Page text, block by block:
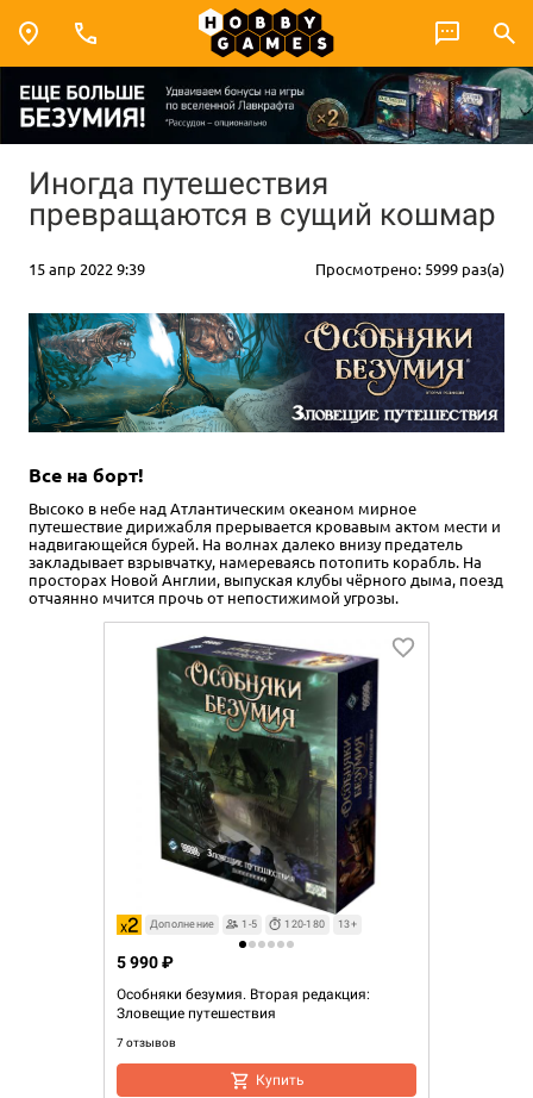
Иногда путешествия
превращаются в сущий кошмар
15 апр 2022 9:39 Просмотрено: 5999 раз(а)
Все на борт!
Высоко в небе над Атлантическим океаном мирное
путешествие дирижабля прерывается кровавым актом мести и
надвигающейся бурей. На волнах далеко внизу предатель
закладывает взрывчатку, намереваясь потопить корабль. На
просторах Новой Англии, выпуская клубы чёрного дыма, поезд
отчаянно мчится прочь от непостижимой угрозы.
Дополнение 1-5 120-180 13+
Особняки безумия. Вторая редакция:
Зловещие путешествия
7 отзывов
5 990 ₽
Купить